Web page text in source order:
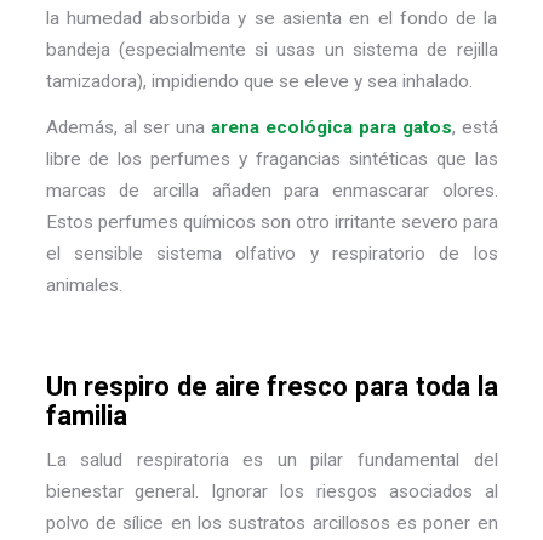
la humedad absorbida y se asienta en el fondo de la
bandeja (especialmente si usas un sistema de rejilla
tamizadora), impidiendo que se eleve y sea inhalado.
Además, al ser una arena ecológica para gatos, está
libre de los perfumes y fragancias sintéticas que las
marcas de arcilla añaden para enmascarar olores.
Estos perfumes químicos son otro irritante severo para
el sensible sistema olfativo y respiratorio de los
animales.
Un respiro de aire fresco para toda la
familia
La salud respiratoria es un pilar fundamental del
bienestar general. Ignorar los riesgos asociados al
polvo de sílice en los sustratos arcillosos es poner en